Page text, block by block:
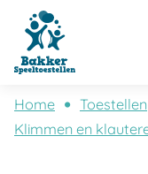
Home Toestellen
Klimmen en